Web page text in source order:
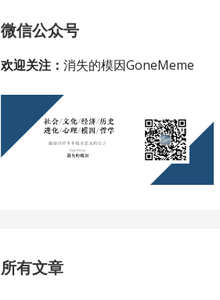
微信公众号
欢迎关注： 消失的模因GoneMeme
所有文章